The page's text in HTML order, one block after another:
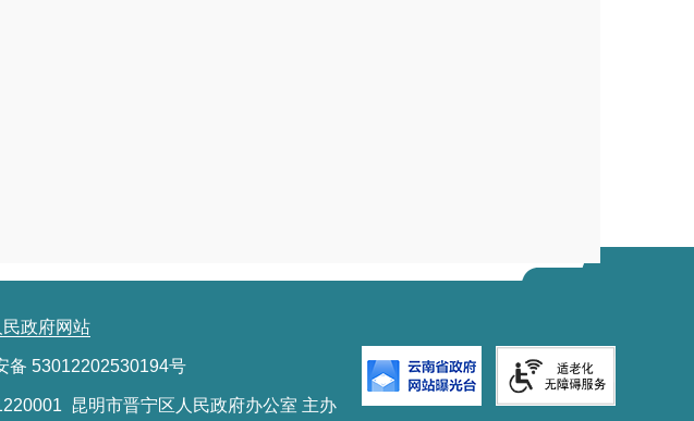
政府网站
备 53012202530194号
昆明市晋宁区人民政府办公室 主办